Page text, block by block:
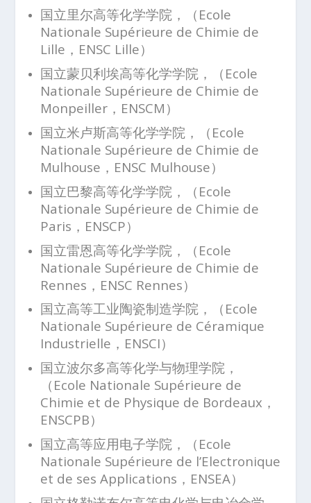
国立里尔高等化学学院，（Ecole
Nationale Supérieure de Chimie de
Lille，ENSC Lille）
国立蒙贝利埃高等化学学院，（Ecole
Nationale Supérieure de Chimie de
Monpeiller，ENSCM）
国立米卢斯高等化学学院，（Ecole
Nationale Supérieure de Chimie de
Mulhouse，ENSC Mulhouse）
国立巴黎高等化学学院，（Ecole
Nationale Supérieure de Chimie de
Paris，ENSCP）
国立雷恩高等化学学院，（Ecole
Nationale Supérieure de Chimie de
Rennes，ENSC Rennes）
国立高等工业陶瓷制造学院，（Ecole
Nationale Supérieure de Céramique
Industrielle，ENSCI）
国立波尔多高等化学与物理学院，
（Ecole Nationale Supérieure de
Chimie et de Physique de Bordeaux，
ENSCPB）
国立高等应用电子学院，（Ecole
Nationale Supérieure de l’Electronique
et de ses Applications，ENSEA）